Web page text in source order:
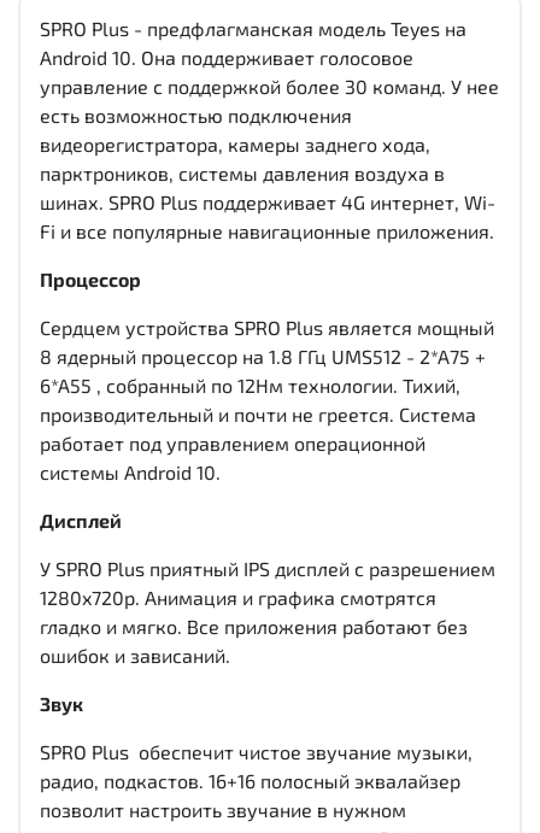
SPRO Plus - предфлагманская модель Teyes на
Android 10. Она поддерживает голосовое
управление с поддержкой более 30 команд. У нее
есть возможностью подключения
видеорегистратора, камеры заднего хода,
парктроников, системы давления воздуха в
шинах. SPRO Plus поддерживает 4G интернет, Wi-
Fi и все популярные навигационные приложения.
Процессор
Сердцем устройства SPRO Plus является мощный
8 ядерный процессор на 1.8 ГГц UMS512 - 2*A75 +
6*A55 , собранный по 12Нм технологии. Тихий,
производительный и почти не греется. Система
работает под управлением операционной
системы Android 10.
Дисплей
У SPRO Plus приятный IPS дисплей c разрешением
1280x720р. Анимация и графика смотрятся
гладко и мягко. Все приложения работают без
ошибок и зависаний.
Звук
SPRO Plus обеспечит чистое звучание музыки,
радио, подкастов. 16+16 полосный эквалайзер
позволит настроить звучание в нужном